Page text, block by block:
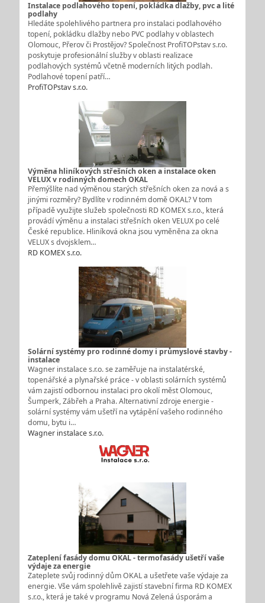
Instalace podlahového topení, pokládka dlažby, pvc a lité
podlahy
Hledáte spolehlivého partnera pro instalaci podlahového
topení, pokládku dlažby nebo PVC podlahy v oblastech
Olomouc, Přerov či Prostějov? Společnost ProfiTOPstav s.r.o.
poskytuje profesionální služby v oblasti realizace
podlahových systémů včetně moderních litých podlah.
Podlahové topení patří…
ProfiTOPstav s.r.o.
Výměna hliníkových střešních oken a instalace oken
VELUX v rodinných domech OKAL
Přemýšlíte nad výměnou starých střešních oken za nová a s
jinými rozměry? Bydlíte v rodinném domě OKAL? V tom
případě využijte služeb společnosti RD KOMEX s.r.o., která
provádí výměnu a instalaci střešních oken VELUX po celé
České republice. Hliníková okna jsou vyměněna za okna
VELUX s dvojsklem…
RD KOMEX s.r.o.
Solární systémy pro rodinné domy i průmyslové stavby -
instalace
Wagner instalace s.r.o. se zaměřuje na instalatérské,
topenářské a plynařské práce - v oblasti solárních systémů
vám zajistí odbornou instalaci pro okolí měst Olomouc,
Šumperk, Zábřeh a Praha. Alternativní zdroje energie -
solární systémy vám ušetří na vytápění vašeho rodinného
domu, bytu i…
Wagner instalace s.r.o.
Zateplení fasády domu OKAL - termofasády ušetří vaše
výdaje za energie
Zateplete svůj rodinný dům OKAL a ušetřete vaše výdaje za
energie. Vše vám spolehlivě zajistí stavební firma RD KOMEX
s.r.o., která je také v programu Nová Zelená úsporám a